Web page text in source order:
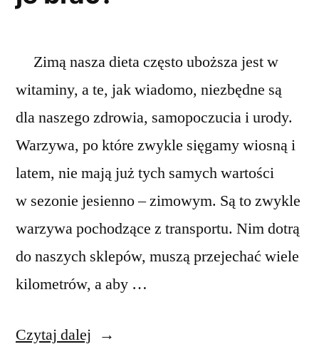
Zimą nasza dieta często uboższa jest w
witaminy, a te, jak wiadomo, niezbędne są
dla naszego zdrowia, samopoczucia i urody.
Warzywa, po które zwykle sięgamy wiosną i
latem, nie mają już tych samych wartości
w sezonie jesienno – zimowym. Są to zwykle
warzywa pochodzące z transportu. Nim dotrą
do naszych sklepów, muszą przejechać wiele
kilometrów, a aby …
Czytaj dalej Witaminy